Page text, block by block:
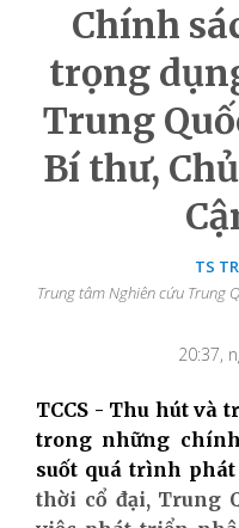
Chính
trọng
Trung
Bí thư,
TS
Trung tâm Nghiên cứu Trung
20:37,
TCCS - Thu hút và
trong những
suốt quá trình
thời cổ đại, Trung